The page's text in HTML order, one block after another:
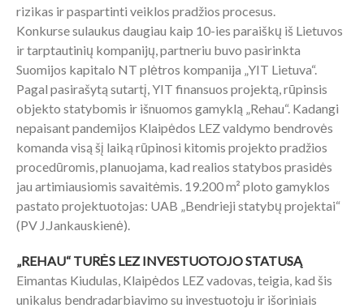
rizikas ir paspartinti veiklos pradžios procesus.
Konkurse sulaukus daugiau kaip 10-ies paraiškų iš Lietuvos
ir tarptautinių kompanijų, partneriu buvo pasirinkta
Suomijos kapitalo NT plėtros kompanija „YIT Lietuva“.
Pagal pasirašytą sutartį, YIT finansuos projektą, rūpinsis
objekto statybomis ir išnuomos gamyklą „Rehau“. Kadangi
nepaisant pandemijos Klaipėdos LEZ valdymo bendrovės
komanda visą šį laiką rūpinosi kitomis projekto pradžios
procedūromis, planuojama, kad realios statybos prasidės
jau artimiausiomis savaitėmis. 19.200 m² ploto gamyklos
pastato projektuotojas: UAB „Bendrieji statybų projektai“
(PV J.Jankauskienė).
„REHAU“ TURĖS LEZ INVESTUOTOJO STATUSĄ
Eimantas Kiudulas, Klaipėdos LEZ vadovas, teigia, kad šis
unikalus bendradarbiavimo su investuotoju ir išoriniais